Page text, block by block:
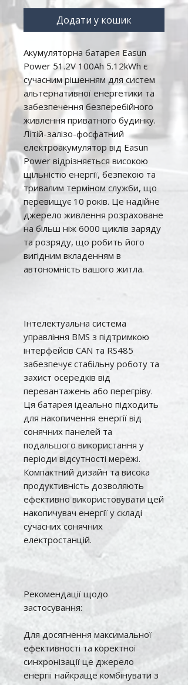
Додати у кошик
Акумуляторна батарея Easun
Power 51.2V 100Ah 5.12kWh є
сучасним рішенням для систем
альтернативної енергетики та
забезпечення безперебійного
живлення приватного будинку.
Літій-залізо-фосфатний
електроакумулятор від Easun
Power відрізняється високою
щільністю енергії, безпекою та
тривалим терміном служби, що
перевищує 10 років. Це надійне
джерело живлення розраховане
на більш ніж 6000 циклів заряду
та розряду, що робить його
вигідним вкладенням в
автономність вашого житла.
Інтелектуальна система
управління BMS з підтримкою
інтерфейсів CAN та RS485
забезпечує стабільну роботу та
захист осередків від
перевантажень або перегріву.
Ця батарея ідеально підходить
для накопичення енергії від
сонячних панелей та
подальшого використання у
періоди відсутності мережі.
Компактний дизайн та висока
продуктивність дозволяють
ефективно використовувати цей
накопичувач енергії у складі
сучасних сонячних
електростанцій.
Рекомендації щодо
застосування:
Для досягнення максимальної
ефективності та коректної
синхронізації це джерело
енергії найкраще комбінувати з